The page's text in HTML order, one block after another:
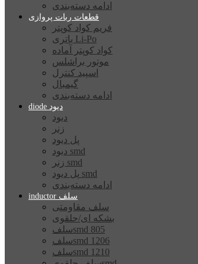
ادامه دسته‌بندی
قطعات ربات پروازی
فریم کواد کوپتر
باتری Li-Po
کواد کوپتر آماده
موتور براشلس
اسپید کنترل
گیمبال
ادامه دسته‌بندی
diode دیود
دیود
زنر
پل دیود
دیود smd
زنر smd
پل دیود smd
ادامه دسته‌بندی
inductor سلف
سلف مقاومتی
بشکه ای/حلقوی
سلفsmd 805
سلفsmd 1206
سلفsmd 1210